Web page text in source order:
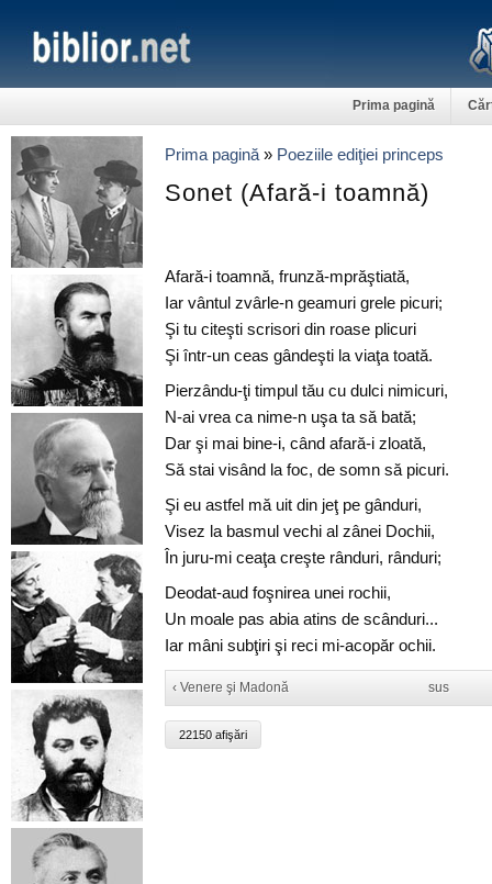
Prima pagină
Prima pagină » Poeziile ediţiei princeps
Sonet (Afară-i toamnă)
Afară-i toamnă, frunză-mprăştiată,
Iar vântul zvârle-n geamuri grele picuri;
Şi tu citeşti scrisori din roase plicuri
Şi într-un ceas gândeşti la viaţa toată.
Pierzându-ţi timpul tău cu dulci nimicuri,
N-ai vrea ca nime-n uşa ta să bată;
Dar şi mai bine-i, când afară-i zloată,
Să stai visând la foc, de somn să picuri.
Şi eu astfel mă uit din jeţ pe gânduri,
Visez la basmul vechi al zânei Dochii,
În juru-mi ceaţa creşte rânduri, rânduri;
Deodat-aud foşnirea unei rochii,
Un moale pas abia atins de scânduri...
Iar mâni subţiri şi reci mi-acopăr ochii.
‹ Venere şi Madonă sus
22150 afişări